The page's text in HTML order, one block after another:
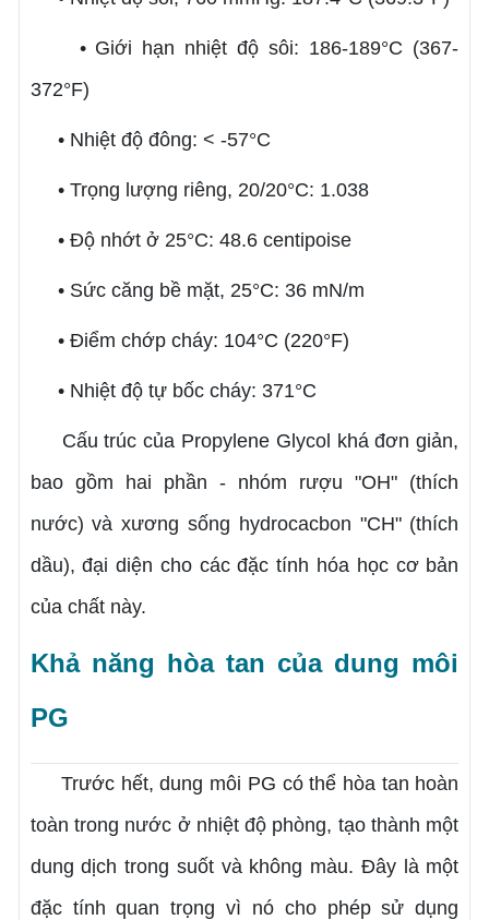
• Giới hạn nhiệt độ sôi: 186-189°C (367-
372°F)
• Nhiệt độ đông: < -57°C
• Trọng lượng riêng, 20/20°C: 1.038
• Độ nhớt ở 25°C: 48.6 centipoise
• Sức căng bề mặt, 25°C: 36 mN/m
• Điểm chớp cháy: 104°C (220°F)
• Nhiệt độ tự bốc cháy: 371°C
Cấu trúc của Propylene Glycol khá đơn giản,
bao gồm hai phần - nhóm rượu "OH" (thích
nước) và xương sống hydrocacbon "CH" (thích
dầu), đại diện cho các đặc tính hóa học cơ bản
của chất này.
Khả năng hòa tan của dung môi
PG
Trước hết, dung môi PG có thể hòa tan hoàn
toàn trong nước ở nhiệt độ phòng, tạo thành một
dung dịch trong suốt và không màu. Đây là một
đặc tính quan trọng vì nó cho phép sử dụng